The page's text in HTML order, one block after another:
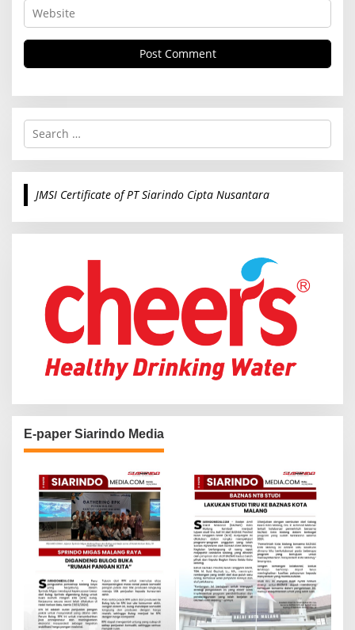
S
r
c
o
JMSI Certificate of PT Siarindo Cipta Nusantara
E-paper Siarindo Media